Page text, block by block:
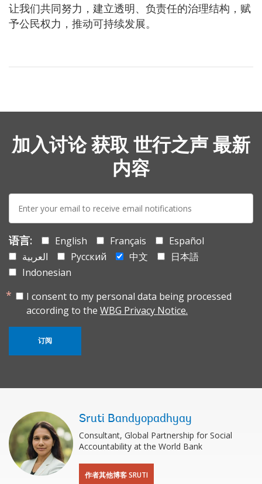
让我们共同努力，建立透明、负责任的治理结构，赋
予公民权力，推动可持续发展。
加入讨论 获取 世行之声 最新
内容
E-
mail:
语言: English Français
Español
العربية
Русский 中文
日本語
Indonesian
I consent to my personal data being processed
according to the WBG Privacy Notice.
订阅
Sruti Bandyopadhyay
Consultant, Global Partnership for Social
Accountability at the World Bank
作者其他博客 SRUTI